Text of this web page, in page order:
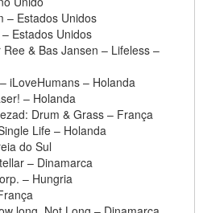
– Estados Unidos
Estados Unidos
& Bas Jansen – Lifeless –
iLoveHumans – Holanda
– Holanda
Drum & Grass – França
Life – Holanda
do Sul
– Dinamarca
– Hungria